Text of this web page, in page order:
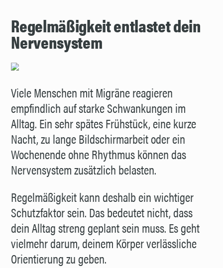
Regelmäßigkeit entlastet dein
Nervensystem
Viele Menschen mit Migräne reagieren
empfindlich auf starke Schwankungen im
Alltag. Ein sehr spätes Frühstück, eine kurze
Nacht, zu lange Bildschirmarbeit oder ein
Wochenende ohne Rhythmus können das
Nervensystem zusätzlich belasten.
Regelmäßigkeit kann deshalb ein wichtiger
Schutzfaktor sein. Das bedeutet nicht, dass
dein Alltag streng geplant sein muss. Es geht
vielmehr darum, deinem Körper verlässliche
Orientierung zu geben.